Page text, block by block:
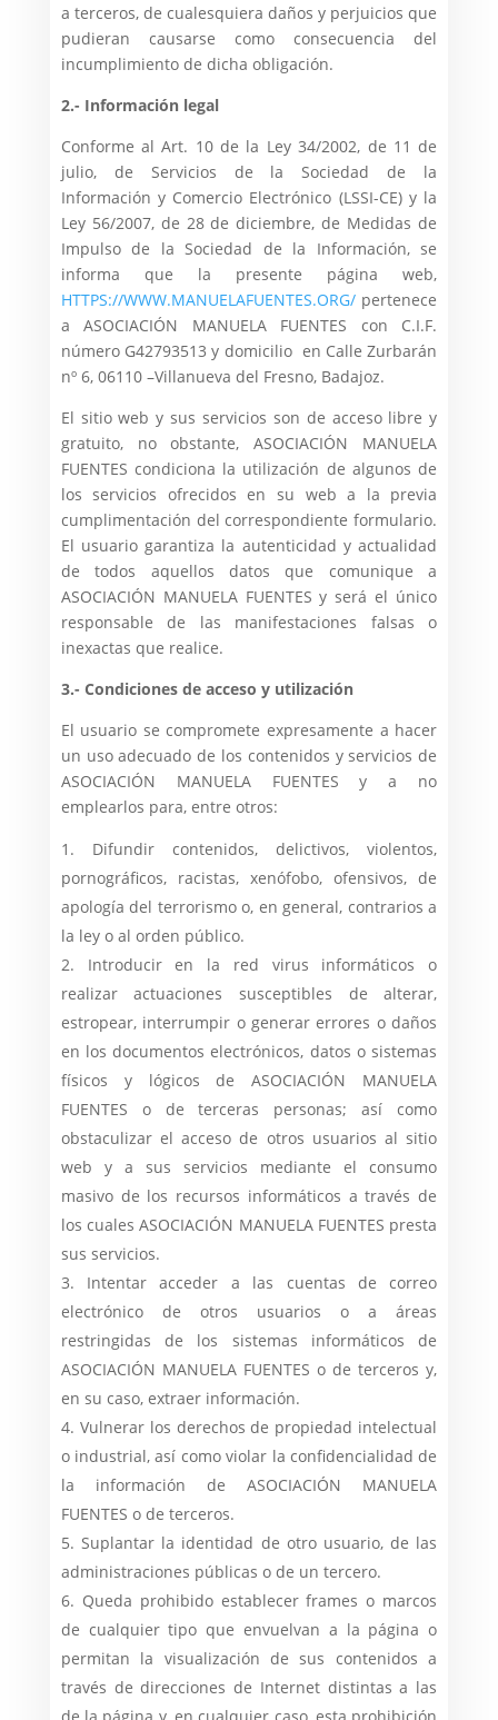
a terceros, de cualesquiera daños y perjuicios que
pudieran causarse como consecuencia del
incumplimiento de dicha obligación.
2.- Información legal
Conforme al Art. 10 de la Ley 34/2002, de 11 de
julio, de Servicios de la Sociedad de la
Información y Comercio Electrónico (LSSI-CE) y la
Ley 56/2007, de 28 de diciembre, de Medidas de
Impulso de la Sociedad de la Información, se
informa que la presente página web,
HTTPS://WWW.MANUELAFUENTES.ORG/pertenece
a ASOCIACIÓN MANUELA FUENTES con C.I.F.
número G42793513 y domicilio en Calle Zurbarán
nº 6, 06110 –Villanueva del Fresno, Badajoz.
El sitio web y sus servicios son de acceso libre y
gratuito, no obstante, ASOCIACIÓN MANUELA
FUENTES condiciona la utilización de algunos de
los servicios ofrecidos en su web a la previa
cumplimentación del correspondiente formulario.
El usuario garantiza la autenticidad y actualidad
de todos aquellos datos que comunique a
ASOCIACIÓN MANUELA FUENTES y será el único
responsable de las manifestaciones falsas o
inexactas que realice.
3.- Condiciones de acceso y utilización
El usuario se compromete expresamente a hacer
un uso adecuado de los contenidos y servicios de
ASOCIACIÓN MANUELA FUENTES y a no
emplearlos para, entre otros:
Difundir contenidos, delictivos, violentos,
pornográficos, racistas, xenófobo, ofensivos, de
apología del terrorismo o, en general, contrarios a
la ley o al orden público.
Introducir en la red virus informáticos o
realizar actuaciones susceptibles de alterar,
estropear, interrumpir o generar errores o daños
en los documentos electrónicos, datos o sistemas
físicos y lógicos de ASOCIACIÓN MANUELA
FUENTES o de terceras personas; así como
obstaculizar el acceso de otros usuarios al sitio
web y a sus servicios mediante el consumo
masivo de los recursos informáticos a través de
los cuales ASOCIACIÓN MANUELA FUENTES presta
sus servicios.
Intentar acceder a las cuentas de correo
electrónico de otros usuarios o a áreas
restringidas de los sistemas informáticos de
ASOCIACIÓN MANUELA FUENTES o de terceros y,
en su caso, extraer información.
Vulnerar los derechos de propiedad intelectual
o industrial, así como violar la confidencialidad de
la información de ASOCIACIÓN MANUELA
FUENTES o de terceros.
Suplantar la identidad de otro usuario, de las
administraciones públicas o de un tercero.
Queda prohibido establecer frames o marcos
de cualquier tipo que envuelvan a la página o
permitan la visualización de sus contenidos a
través de direcciones de Internet distintas a las